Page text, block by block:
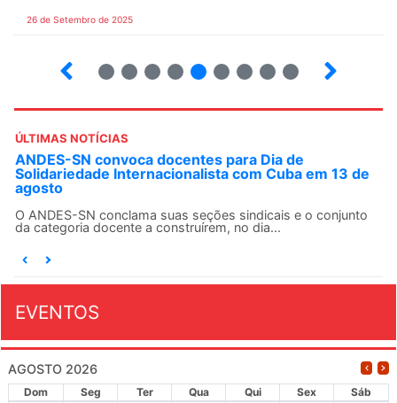
26 de Setembro de 2025
ÚLTIMAS NOTÍCIAS
ANDES-SN convoca docentes para Dia de
Solidariedade Internacionalista com Cuba em 13 de
agosto
O ANDES-SN conclama suas seções sindicais e o conjunto
da categoria docente a construírem, no dia...
EVENTOS
AGOSTO 2026
Dom Seg Ter Qua Qui Sex
Sáb